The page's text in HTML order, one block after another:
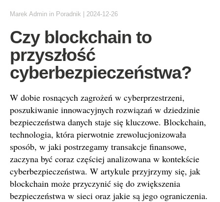
Marek Admin in Poradnik 2024-12-26
Czy blockchain to
przyszłość
cyberbezpieczeństwa?
W dobie rosnących zagrożeń w cyberprzestrzeni,
poszukiwanie innowacyjnych rozwiązań w dziedzinie
bezpieczeństwa danych staje się kluczowe. Blockchain,
technologia, która pierwotnie zrewolucjonizowała
sposób, w jaki postrzegamy transakcje finansowe,
zaczyna być coraz częściej analizowana w kontekście
cyberbezpieczeństwa. W artykule przyjrzymy się, jak
blockchain może przyczynić się do zwiększenia
bezpieczeństwa w sieci oraz jakie są jego ograniczenia.